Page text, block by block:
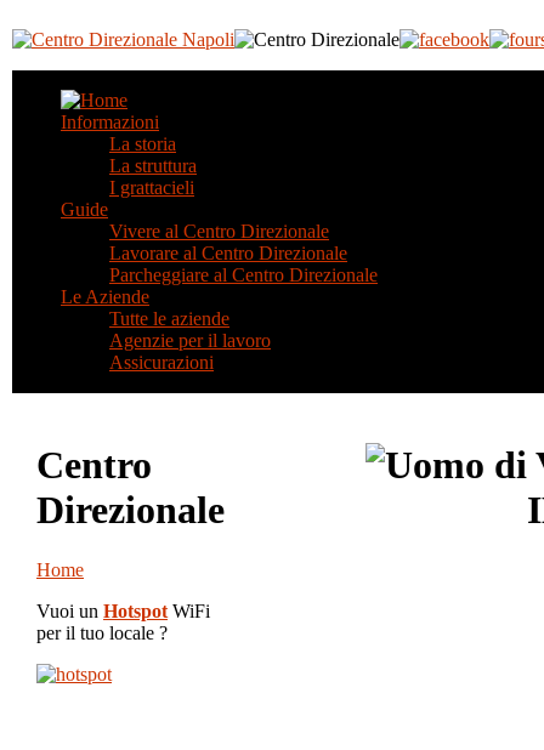
Informazioni
La storia
La struttura
I grattacieli
Guide
Vivere al Centro Direzionale
Lavorare al Centro Direzionale
Parcheggiare al Centro Direzionale
Le Aziende
Tutte le aziende
Agenzie per il lavoro
Assicurazioni
Centro
Direzionale
Home
Vuoi un Hotspot WiFi
per il tuo locale ?